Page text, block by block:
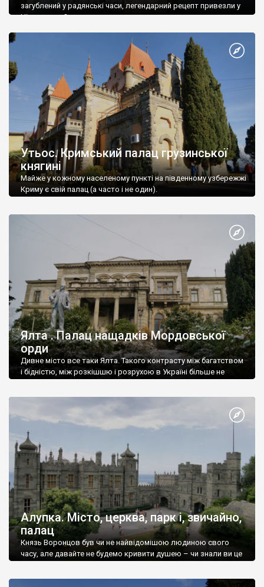
загублений у радянські часи, легендарний рецепт привезли у
Ніжин греки?
Утьос. Кримський палац грузинської
княгині
Майже у кожному населеному пункті на південному узбережжі
Криму є свій палац (а часто і не один).
Ялта . Палац нащадків Мордовської
орди
Дивне місто все таки Ялта. Такого контрасту між багатством
і бідністю, між розкішшю і розрухою в Україні більше не
Алупка. Місто, церква, парк і, звичайно,
палац
Князь Воронцов був чи не найвідомішою людиною свого
часу, але давайте не будемо кривити душею – чи знали ви це